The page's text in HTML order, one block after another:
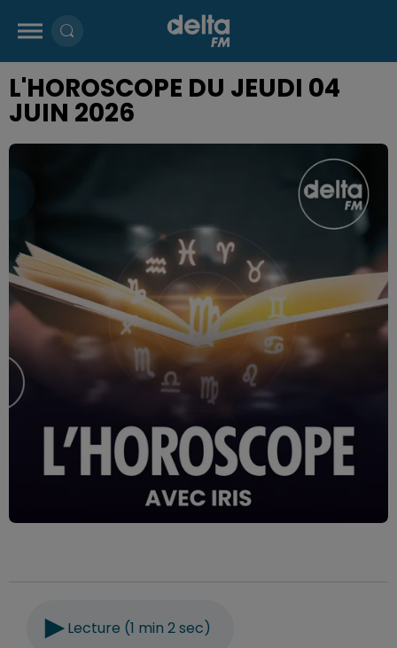
L'HOROSCOPE DU JEUDI 04
JUIN 2026
Lecture (1 min 2 sec)